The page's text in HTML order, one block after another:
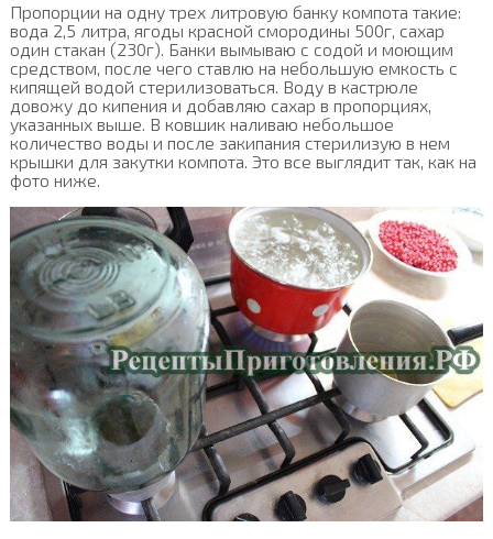
Пропорции на одну трех литровую банку компота такие:
вода 2,5 литра, ягоды красной смородины 500г, сахар
один стакан (230г). Банки вымываю с содой и моющим
средством, после чего ставлю на небольшую емкость с
кипящей водой стерилизоваться. Воду в кастрюле
довожу до кипения и добавляю сахар в пропорциях,
указанных выше. В ковшик наливаю небольшое
количество воды и после закипания стерилизую в нем
крышки для закутки компота. Это все выглядит так, как на
фото ниже.